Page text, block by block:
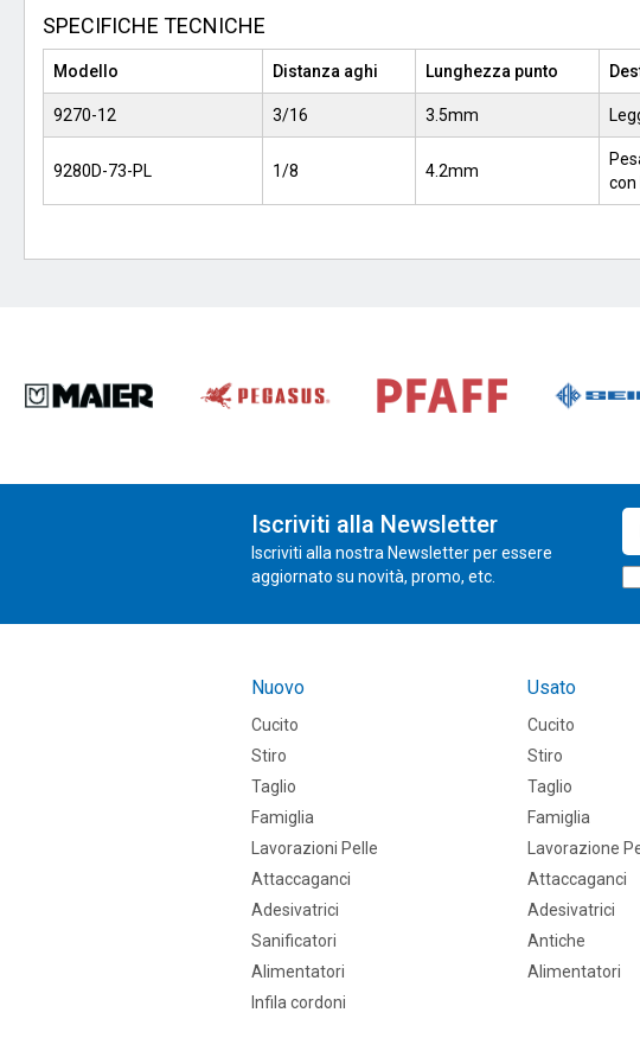
SPECIFICHE TECNICHE
Modello Distanza aghi Lunghezza punto
9270-12 3/16 3.5mm
9280D-73-PL 1/8 4.2mm
con
Iscriviti alla Newsletter
Iscriviti alla nostra Newsletter per essere
aggiornato su novità, promo, etc.
Nuovo
Cucito
Stiro
Taglio
Famiglia
Lavorazioni Pelle
Attaccaganci
Adesivatrici
Sanificatori
Alimentatori
Infila cordoni
Usato
Cucito
Stiro
Taglio
Famiglia
Lavorazione
Attaccaganci
Adesivatrici
Antiche
Alimentatori